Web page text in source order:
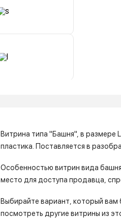
Витрина типа "Башня", в размере
пластика. Поставляется в
Особенностью витрин вида
место для доступа продавца,
Выбирайте вариант, который
посмотреть другие витрины из